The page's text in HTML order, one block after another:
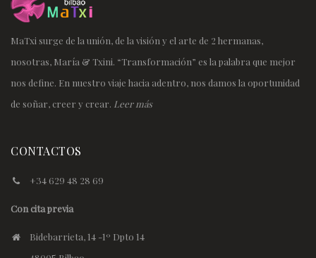
MaTxi surge de la unión, de la visión y el arte de 2 hermanas,
nosotras, María & Txini. “Transformación” es la palabra que mejor
nos define. En nuestro viaje hacia adentro, nos damos la oportunidad
de soñar, creer y crear. Leer más
CONTACTOS
+34 629 48 28 69
Con cita previa
Bidebarrieta, 14 -1º Dpto 14